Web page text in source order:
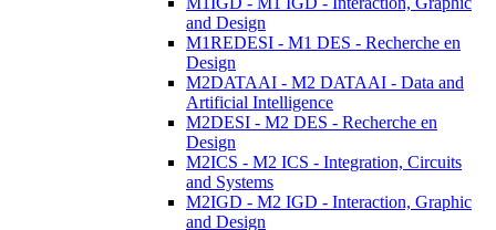
and Design
M1REDESI - M1 DES - Recherche en
Design
M2DATAAI - M2 DATAAI - Data and
Artificial Intelligence
M2DESI - M2 DES - Recherche en
Design
M2ICS - M2 ICS - Integration, Circuits
and Systems
M2IGD - M2 IGD - Interaction, Graphic
and Design